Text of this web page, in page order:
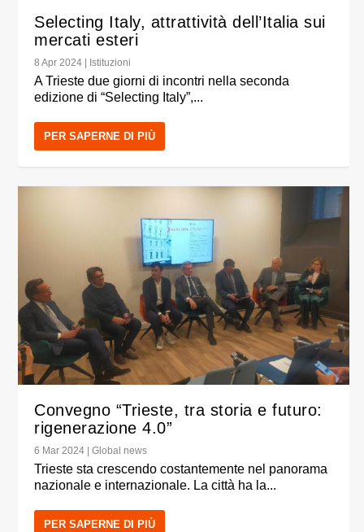
Selecting Italy, attrattività dell’Italia sui
mercati esteri
8 Apr 2024 Istituzioni
A Trieste due giorni di incontri nella seconda
edizione di “Selecting Italy”,...
PER SAPERNE DI PIÙ
Convegno “Trieste, tra storia e futuro:
rigenerazione 4.0”
6 Mar 2024 |Global news
Trieste sta crescendo costantemente nel panorama
nazionale e internazionale. La città ha la...
PER SAPERNE DI PIÙ